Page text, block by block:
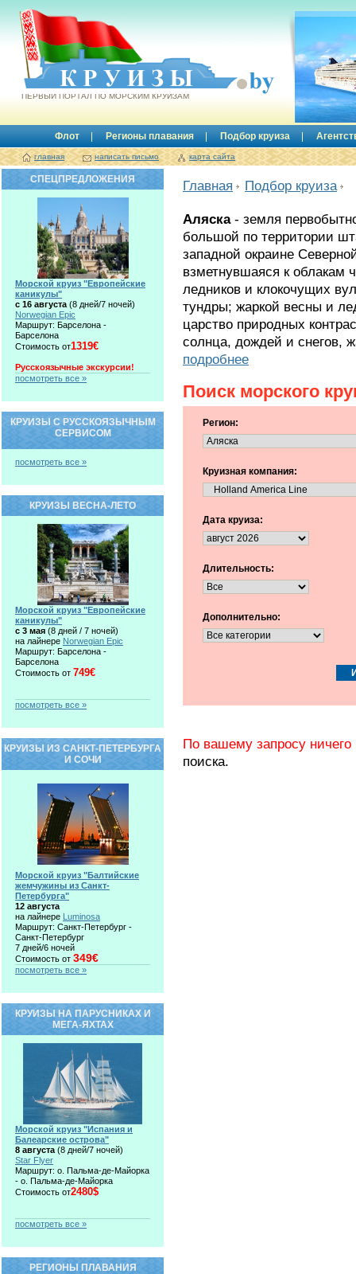
Круизы.by
ПЕРВЫЙ ПОРТАЛ ПО МОРСКИМ КРУИЗАМ
Флот Регионы плавания Подбор круиза
главная написать письмо карта сайта
Главная Подбор круиза
Аляска- земля
большой по территории
западной окраине
взметнувшаяся к облакам
ледников и клокочущих
тундры; жаркой весны и
царство природных
солнца, дождей и снегов,
подробнее
Поиск морского
Регион:
Круизная компания:
Дата круиза:
Длительность:
Дополнительно:
По вашему запросу ничего
поиска.
СПЕЦПРЕДЛОЖЕНИЯ
Морской круиз "Европейские
каникулы"
с 16 августа (8 дней/7 ночей)
Norwegian Epic
Маршрут: Барселона -
Барселона
Стоимость от1319€
Русскоязычные экскурсии!
посмотреть все »
КРУИЗЫ С РУССКОЯЗЫЧНЫМ
СЕРВИСОМ
посмотреть все »
КРУИЗЫ ВЕСНА-ЛЕТО
Морской круиз "Европейские
каникулы"
c 3 мая (8 дней / 7 ночей)
на лайнере Norwegian Epic
Маршрут: Барселона -
Барселона
Стоимость от 749€
посмотреть все »
КРУИЗЫ ИЗ САНКТ-ПЕТЕРБУРГА
И СОЧИ
Морской круиз "Балтийские
жемчужины из Санкт-
Петербурга"
12 августа
на лайнере Luminosa
Маршрут: Санкт-Петербург -
Санкт-Петербург
7 дней/6 ночей
Стоимость от 349€
посмотреть все »
КРУИЗЫ НА ПАРУСНИКАХ И
МЕГА-ЯХТАХ
Морской круиз "Испания и
Балеарские острова"
8 августа (8 дней/7 ночей)
Star Flyer
Маршрут: о. Пальма-де-Майорка
- о. Пальма-де-Майорка
Стоимость от2480$
посмотреть все »
РЕГИОНЫ ПЛАВАНИЯ